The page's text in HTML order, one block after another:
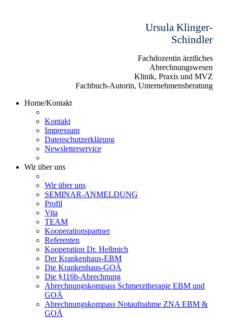
Ursula Klinger-
Schindler
Fachdozentin ärztliches
Abrechnungswesen
Klinik, Praxis und MVZ
Fachbuch-Autorin, Unternehmensberatung
Home/Kontakt
Kontakt
Impressum
Datenschutzerklärung
Newsletterservice
Wir über uns
Wir über uns
SEMINAR-ANMELDUNG
Profil
Vita
TEAM
Kooperationspartner
Referenten
Kooperation Dr. Hellmich
Der Krankenhaus-EBM
Die Krankenhaus-GOÄ
Die §116b-Abrechnung
Abrechnungskompass Schmerztherapie EBM und
GOÄ
Abrechnungskompass Notaufnahme ZNA EBM &
GOÄ